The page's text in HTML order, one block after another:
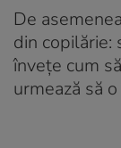
De
din copilărie:
învețe cum
urmează să